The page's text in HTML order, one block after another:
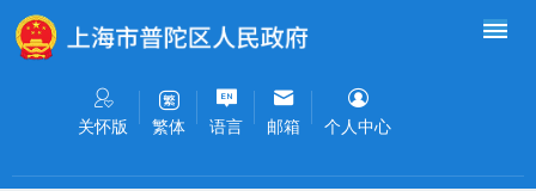
无障碍操作说明
关怀版 繁体 语言 邮箱 个人中心